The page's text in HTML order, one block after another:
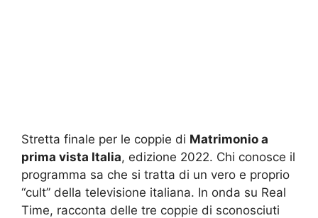
Stretta finale per le coppie di Matrimonio a
prima vista Italia, edizione 2022. Chi conosce il
programma sa che si tratta di un vero e proprio
“cult” della televisione italiana. In onda su Real
Time, racconta delle tre coppie di sconosciuti